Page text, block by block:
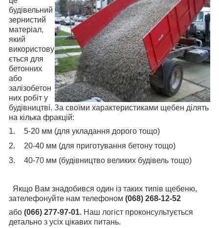
будівельний
зернистий
матеріал,
який
використову
ється для
бетонних
або
залізобетон
них робіт у
будівництві. За своїми характеристиками щебен ділять
на кілька фракцій:
1.
5-20 мм (для укладання дорого тощо)
2.
20-40 мм (для приготування бетону тощо)
3.
40-70 мм (будівництво великих будівель тощо)
Якщо Вам знадобився один із таких типів щебеню,
зателефонуйте нам телефоном (068) 268-12-52
або (066) 277-97-01. Наш логіст проконсультується
детально з усіх цікавих питань.